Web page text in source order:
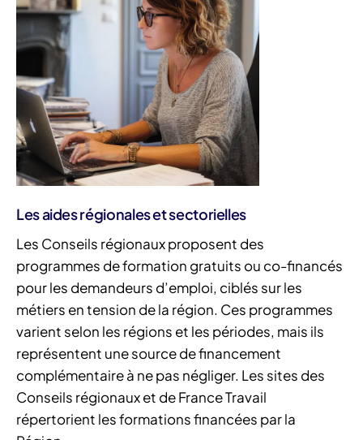
Les aides régionales et sectorielles
Les Conseils régionaux proposent des
programmes de formation gratuits ou co-financés
pour les demandeurs d’emploi, ciblés sur les
métiers en tension de la région. Ces programmes
varient selon les régions et les périodes, mais ils
représentent une source de financement
complémentaire à ne pas négliger. Les sites des
Conseils régionaux et de France Travail
répertorient les formations financées par la